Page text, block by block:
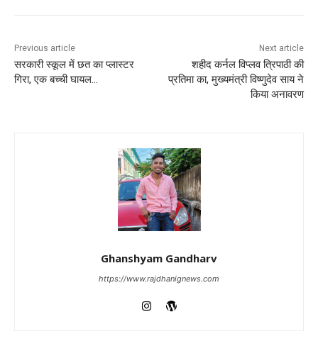
Previous article
सरकारी स्कूल में छत का प्लास्टर
गिरा, एक बच्ची घायल…
Next article
शहीद कर्नल विप्लव त्रिपाठी की
प्रतिमा का, मुख्यमंत्री विष्णुदेव साय ने
किया अनावरण
Ghanshyam Gandharv
https://www.rajdhanignews.com